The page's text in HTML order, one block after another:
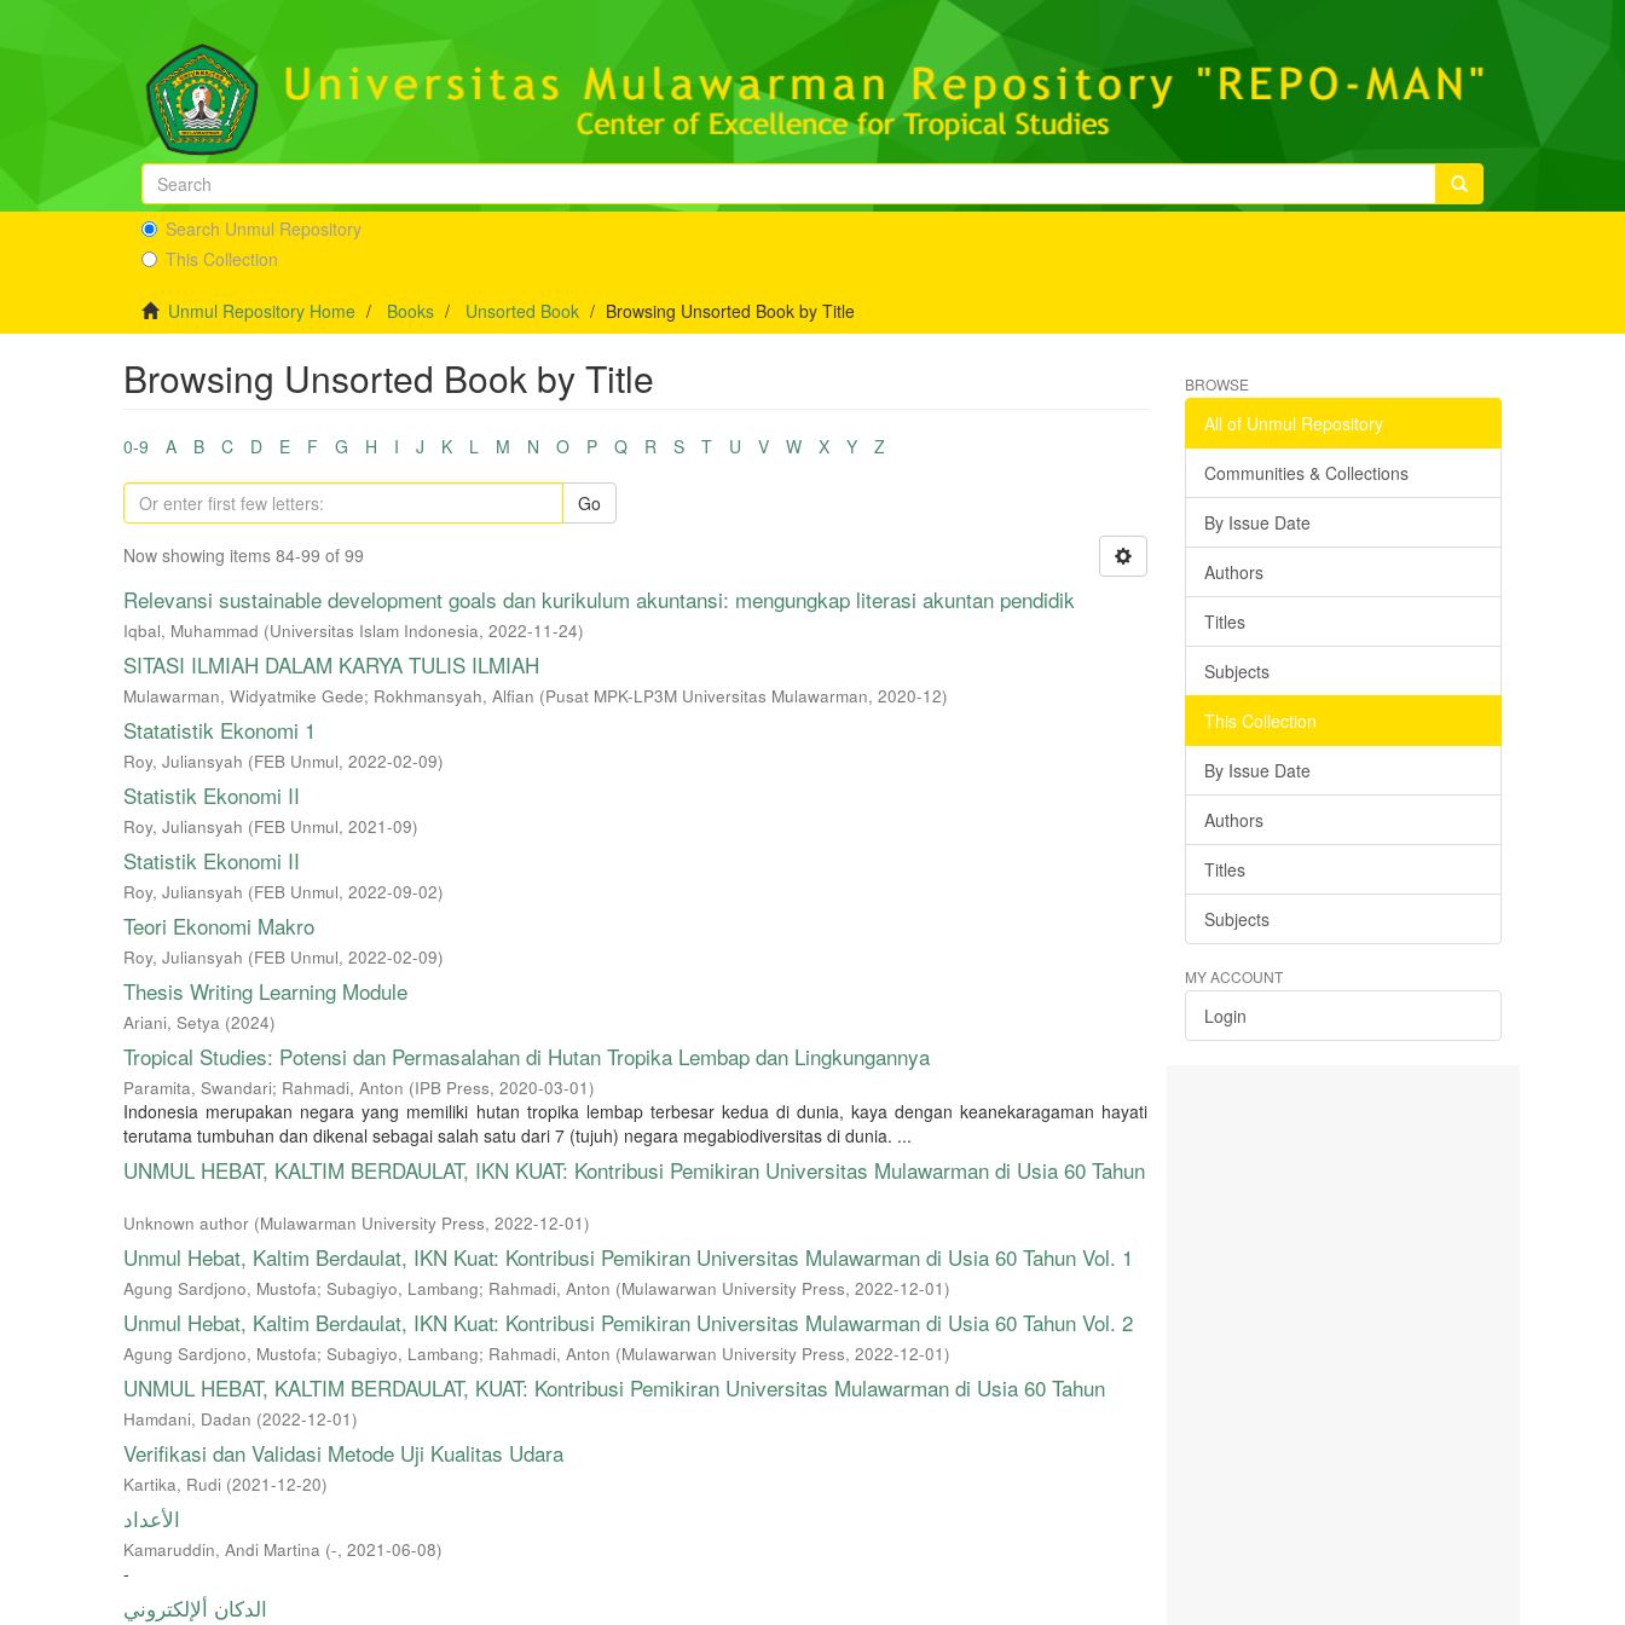
Search Unmul Repository
This Collection
Unmul Repository Home Books Unsorted Book Browsing Unsorted Book by Title
Browsing Unsorted Book by Title
0-9 A B C D E F G H I J K L M N O P Q R S T U V W X Y Z
Go
Now showing items 84-99 of 99
Relevansi sustainable development goals dan kurikulum akuntansi: mengungkap literasi akuntan pendidik
Iqbal, Muhammad (Universitas Islam Indonesia, 2022-11-24)
SITASI ILMIAH DALAM KARYA TULIS ILMIAH
Mulawarman, Widyatmike Gede; Rokhmansyah, Alfian (Pusat MPK-LP3M Universitas Mulawarman, 2020-12)
Statatistik Ekonomi 1
Roy, Juliansyah (FEB Unmul, 2022-02-09)
Statistik Ekonomi II
Roy, Juliansyah (FEB Unmul, 2021-09)
Statistik Ekonomi II
Roy, Juliansyah (FEB Unmul, 2022-09-02)
Teori Ekonomi Makro
Roy, Juliansyah (FEB Unmul, 2022-02-09)
Thesis Writing Learning Module
Ariani, Setya (2024)
Tropical Studies: Potensi dan Permasalahan di Hutan Tropika Lembap dan Lingkungannya
Paramita, Swandari; Rahmadi, Anton (IPB Press, 2020-03-01)
Indonesia merupakan negara yang memiliki hutan tropika lembap terbesar kedua di dunia, kaya dengan keanekaragaman hayati
terutama tumbuhan dan dikenal sebagai salah satu dari 7 (tujuh) negara megabiodiversitas di dunia. ...
UNMUL HEBAT, KALTIM BERDAULAT, IKN KUAT: Kontribusi Pemikiran Universitas Mulawarman di Usia 60 Tahun
Unknown author (Mulawarman University Press, 2022-12-01)
Unmul Hebat, Kaltim Berdaulat, IKN Kuat: Kontribusi Pemikiran Universitas Mulawarman di Usia 60 Tahun Vol. 1
Agung Sardjono, Mustofa; Subagiyo, Lambang; Rahmadi, Anton (Mulawarwan University Press, 2022-12-01)
Unmul Hebat, Kaltim Berdaulat, IKN Kuat: Kontribusi Pemikiran Universitas Mulawarman di Usia 60 Tahun Vol. 2
Agung Sardjono, Mustofa; Subagiyo, Lambang; Rahmadi, Anton (Mulawarwan University Press, 2022-12-01)
UNMUL HEBAT, KALTIM BERDAULAT, KUAT: Kontribusi Pemikiran Universitas Mulawarman di Usia 60 Tahun
Hamdani, Dadan (2022-12-01)
Verifikasi dan Validasi Metode Uji Kualitas Udara
Kartika, Rudi (2021-12-20)
الأعداد
Kamaruddin, Andi Martina (-, 2021-06-08)
-
الدكان ألإلكتروني
BROWSE
All of Unmul Repository
Communities & Collections
By Issue Date
Authors
Titles
Subjects
This Collection
By Issue Date
Authors
Titles
Subjects
MY ACCOUNT
Login